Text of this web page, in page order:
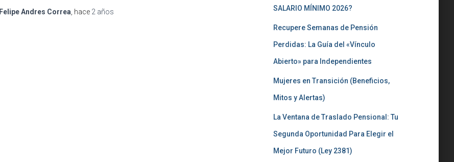
Felipe Andres Correa , hace 2 años SALARIO MÍNIMO 2026?
Recupere Semanas de Pensión
Perdidas: La Guía del «Vínculo
Abierto» para Independientes
Mujeres en Transición (Beneficios,
Mitos y Alertas)
La Ventana de Traslado Pensional: Tu
Segunda Oportunidad Para Elegir el
Mejor Futuro (Ley 2381)